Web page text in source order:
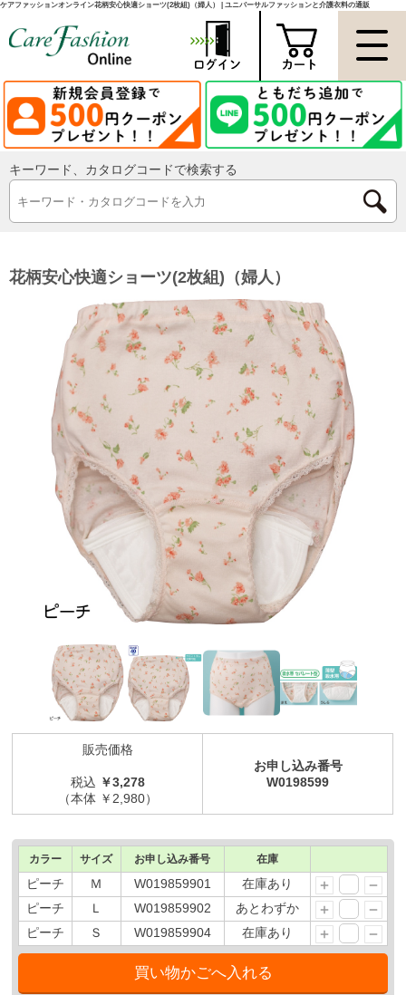
ケアファッションオンライン花柄安心快適ショーツ(2枚組)（婦人） | ユニバーサルファッションと介護衣料の通販
キーワード、カタログコードで検索する
花柄安心快適ショーツ(2枚組)（婦人）
販売価格
税込 ￥3,278
（本体 ￥2,980）
お申し込み番号
W0198599
カラー サイズ お申し込み番号 在庫
ピーチ Ｍ W019859901
在庫あり
ピーチ
Ｌ W019859902
あとわずか
ピーチ
Ｓ W019859904 在庫あり